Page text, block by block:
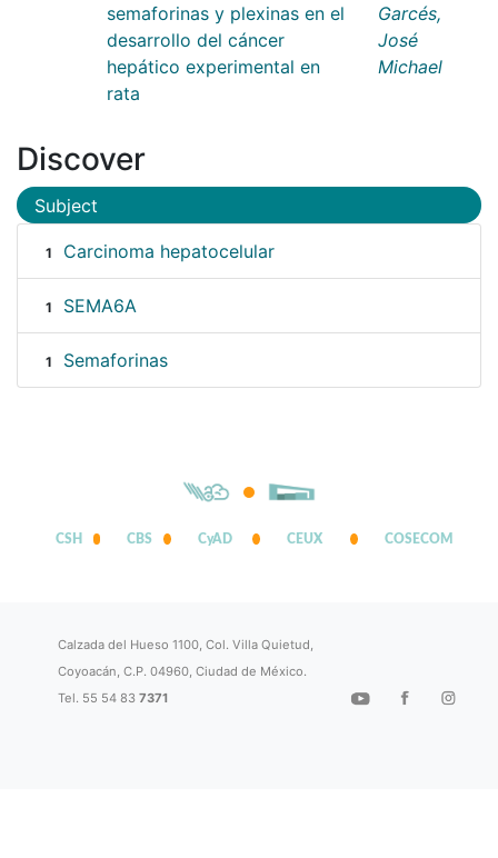
semaforinas y plexinas en el
desarrollo del cáncer
hepático experimental en
rata
Garcés,
José
Michael
Discover
Subject
1 Carcinoma hepatocelular
1 SEMA6A
1 Semaforinas
CSH CBS CyAD CEUX COSECOM
Calzada del Hueso 1100, Col. Villa Quietud,
Coyoacán, C.P. 04960, Ciudad de México.
Tel. 55 54 837371